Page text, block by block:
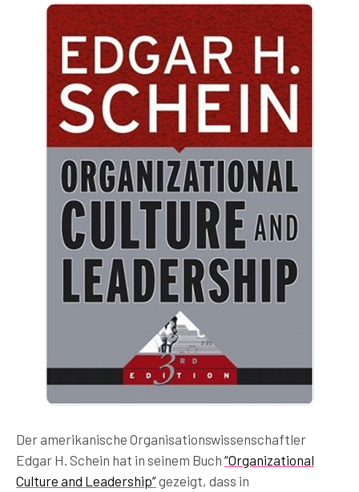
Der amerikanische Organisationswissenschaftler
Edgar H. Schein hat in seinem Buch “Organizational
Culture and Leadership”gezeigt, dass in